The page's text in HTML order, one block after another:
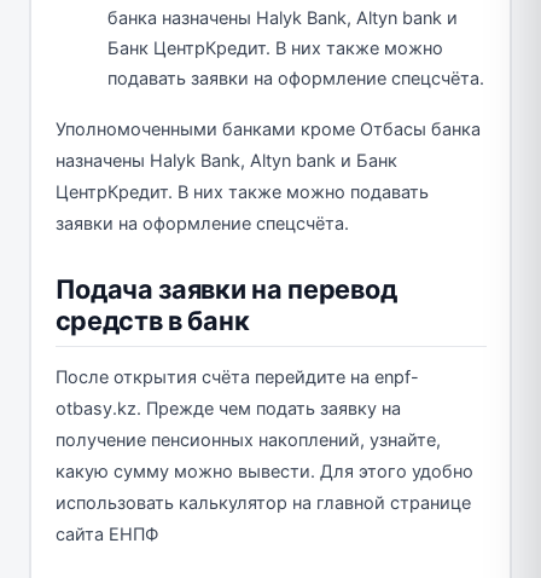
банка назначены Halyk Bank, Altyn bank и
Банк ЦентрКредит. В них также можно
подавать заявки на оформление спецсчёта.
Уполномоченными банками кроме Отбасы банка
назначены Halyk Bank, Altyn bank и Банк
ЦентрКредит. В них также можно подавать
заявки на оформление спецсчёта.
Подача заявки на перевод
средств в банк
После открытия счёта перейдите на enpf-
otbasy.kz. Прежде чем подать заявку на
получение пенсионных накоплений, узнайте,
какую сумму можно вывести. Для этого удобно
использовать калькулятор на главной странице
сайта ЕНПФ